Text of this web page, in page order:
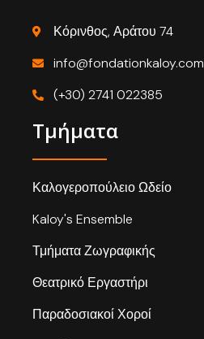
Κόρινθος, Αράτου 74
info@fondationkaloy.com
(+30) 2741 022385
Τμήματα
Καλογεροπούλειο Ωδείο
Kaloy's Ensemble
Τμήματα Ζωγραφικής
Θεατρικό Εργαστήρι
Παραδοσιακοί Χοροί